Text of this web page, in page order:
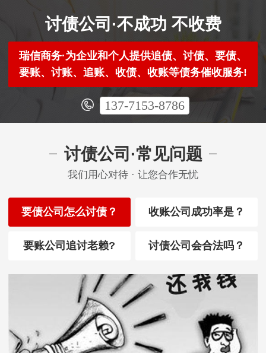
讨债公司·不成功 不收费
瑞信商务·为企业和个人提供追债、讨债、要债、
要账、讨账、追账、收债、收账等债务催收服务!
137-7153-8786
讨债公司·常见问题
我们用心对待 · 让您合作无忧
要债公司怎么讨债？ 收账公司成功率是？
要账公司追讨老赖? 讨债公司会合法吗？